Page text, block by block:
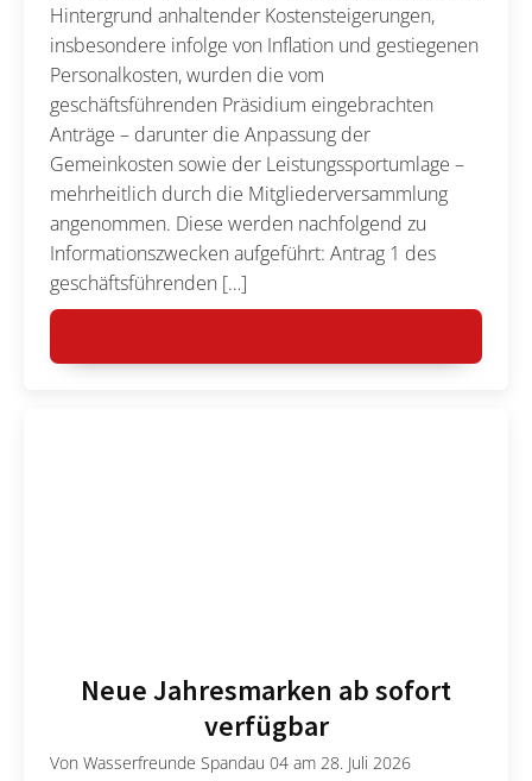
Hintergrund anhaltender Kostensteigerungen,
insbesondere infolge von Inflation und gestiegenen
Personalkosten, wurden die vom
geschäftsführenden Präsidium eingebrachten
Anträge – darunter die Anpassung der
Gemeinkosten sowie der Leistungssportumlage –
mehrheitlich durch die Mitgliederversammlung
angenommen. Diese werden nachfolgend zu
Informationszwecken aufgeführt: Antrag 1 des
geschäftsführenden […]
Neue Jahresmarken ab sofort
verfügbar
VonWasserfreunde Spandau 04 am 28. Juli 2026